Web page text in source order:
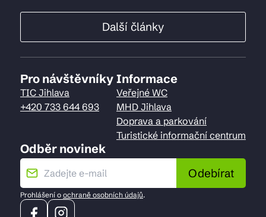
Další články
Pro návštěvníky
TIC Jihlava
+420 733 644 693
Informace
Veřejné WC
MHD Jihlava
Doprava a parkování
Turistické informační centrum
Odběr novinek
Odebírat
Prohlášení o ochraně osobních údajů.